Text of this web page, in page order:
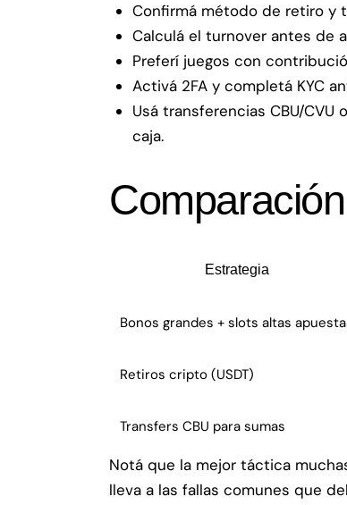
Confirmá método de retiro y
Calculá el turnover antes de
Preferí juegos con
Activá 2FA y completá KYC
Usá transferencias CBU/
caja.
Estrategia
Bonos grandes + slots altas
Retiros cripto (USDT)
Transfers CBU para sumas
Notá que la mejor táctica
lleva a las fallas comunes que